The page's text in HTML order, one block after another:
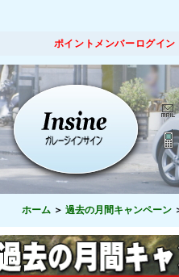
ポイントメンバーログイン
ホーム 過去の月間キャンペーン